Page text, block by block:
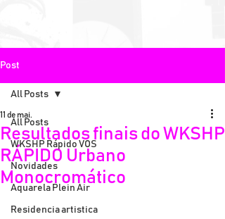
Post
All Posts
WKSHP Rápido VOS
Novidades
Aquarela Plein Air
Residencia artistica
All Posts
Resultados finais do WKSHP
RÁPIDO Urbano
Monocromático
11 de mai.